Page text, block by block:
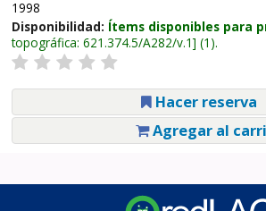
1998
Disponibilidad: Ítems disponibles para
topográfica: 621.374.5/A282/v.1 (1).
Hacer reserva
Agregar al